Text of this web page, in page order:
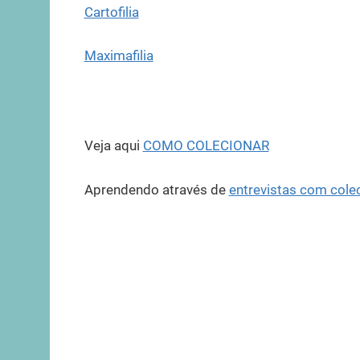
Cartofilia
Maximafilia
Veja aqui COMO COLECIONAR
Aprendendo através de entrevistas com